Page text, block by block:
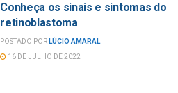
Conheça os sinais e sintomas do
retinoblastoma
POSTADO POR LÚCIO AMARAL
16 DE JULHO DE 2022